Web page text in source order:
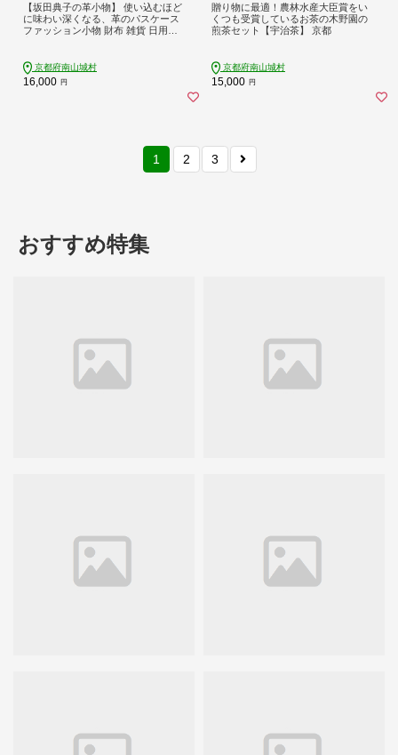
【坂田典子の革小物】 使い込むほど
に味わい深くなる、革のパスケース
ファッション小物 財布 雑貨 日用品
京都府南山城村
16,000 円
贈り物に最適！農林水産大臣賞をい
くつも受賞しているお茶の木野園の
煎茶セット【宇治茶】 京都
京都府南山城村
15,000 円
1 2 3
おすすめ特集